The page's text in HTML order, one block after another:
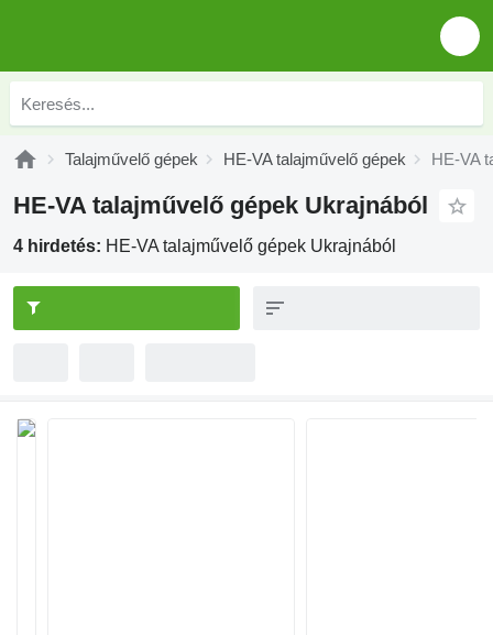
Talajművelő gépek HE-VA talajművelő gépek HE-VA
HE-VA talajművelő gépek Ukrajnából
4 hirdetés: HE-VA talajművelő gépek Ukrajnából